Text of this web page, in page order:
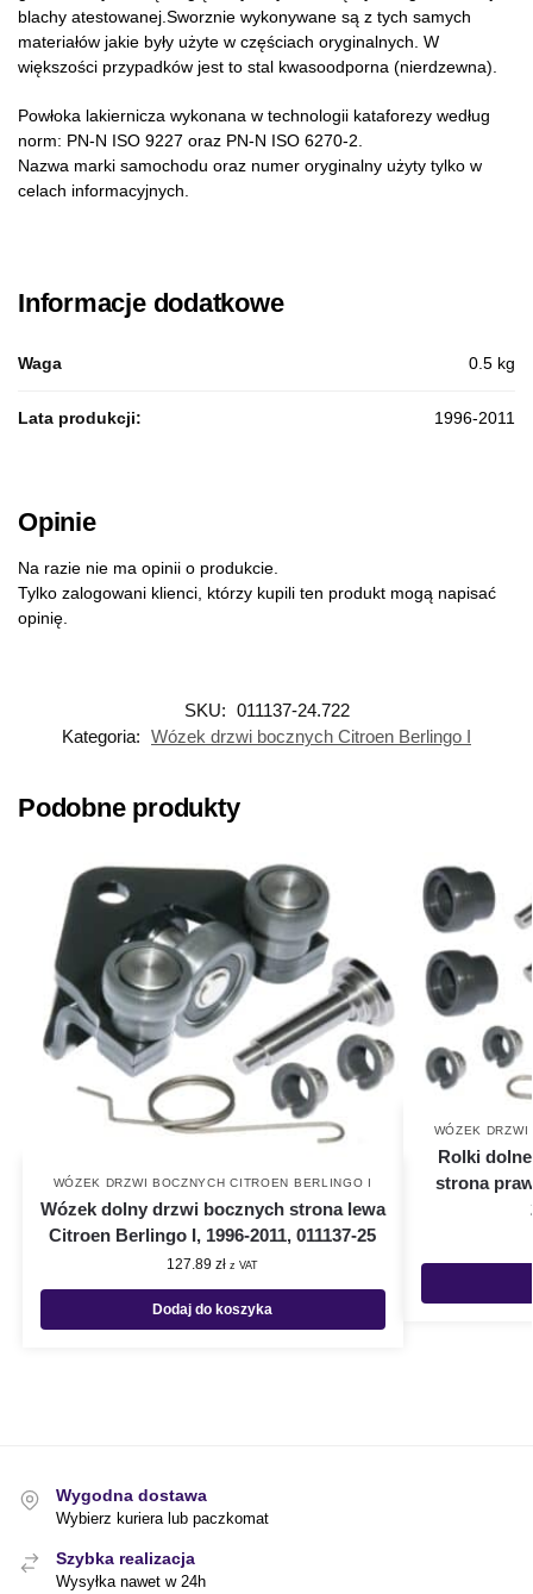
blachy atestowanej.Sworznie wykonywane są z tych samych
materiałów jakie były użyte w częściach oryginalnych. W
większości przypadków jest to stal kwasoodporna (nierdzewna).
Powłoka lakiernicza wykonana w technologii kataforezy według
norm: PN-N ISO 9227 oraz PN-N ISO 6270-2.
Nazwa marki samochodu oraz numer oryginalny użyty tylko w
celach informacyjnych.
Informacje dodatkowe
Waga 0.5 kg
Lata produkcji: 1996-2011
Opinie
Na razie nie ma opinii o produkcie.
Tylko zalogowani klienci, którzy kupili ten produkt mogą napisać
opinię.
SKU: 011137-24.722
Kategoria: Wózek drzwi bocznych Citroen Berlingo I
Podobne produkty
WÓZEK DRZWI BOCZNYCH CITROEN BERLINGO I
Wózek dolny drzwi bocznych strona lewa
Citroen Berlingo I, 1996-2011, 011137-25
127.89zł z VAT
Dodaj do koszyka
WÓZEK
Rolki
strona
Wygodna dostawa
Wybierz kuriera lub paczkomat
Szybka realizacja
Wysyłka nawet w 24h